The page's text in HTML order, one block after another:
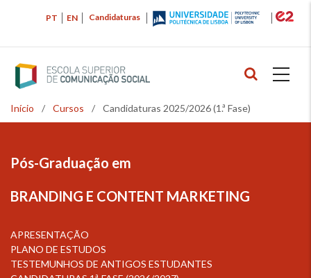
conteúdo
principal
Candidaturas
PT EN
Navegação
Início / Cursos / Candidaturas 2025/2026 (1.ª Fase)
Pós-Graduação em
BRANDING E CONTENT MARKETING
APRESENTAÇÃO
PLANO DE ESTUDOS
TESTEMUNHOS DE ANTIGOS ESTUDANTES